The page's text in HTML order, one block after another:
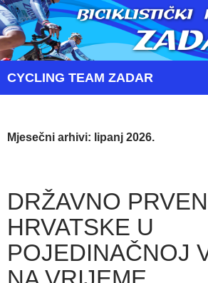
CYCLING TEAM ZADAR
Mjesečni arhivi: lipanj 2026.
DRŽAVNO
HRVATSKE U
POJEDINAČNOJ